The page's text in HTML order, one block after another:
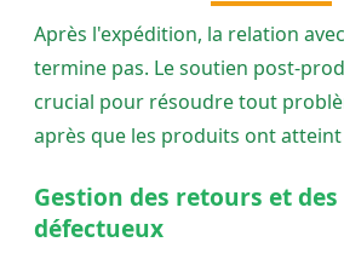
Après l'expédition, la relation
termine pas. Le soutien post-
crucial pour résoudre tout
après que les produits ont
Gestion des retours et
défectueux